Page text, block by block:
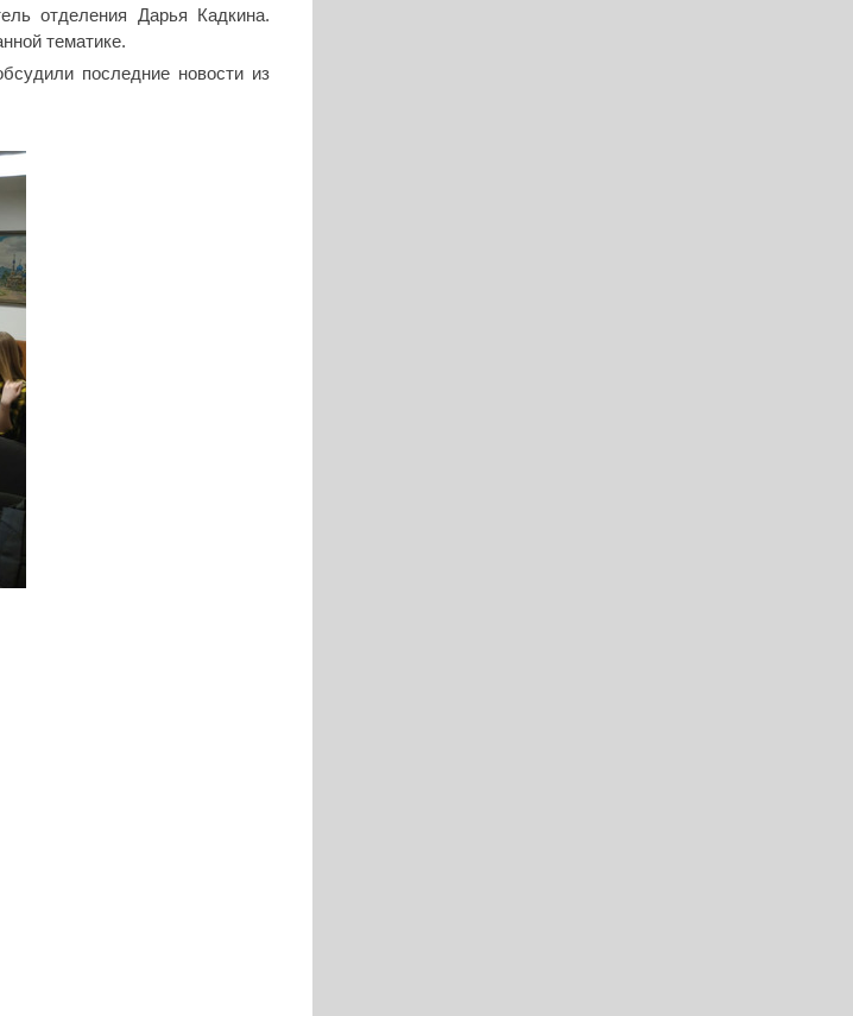
отделения Дарья Кадкина.
тематике.
последние новости из